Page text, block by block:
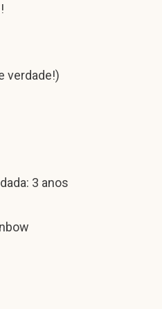
verdade!)
3 anos